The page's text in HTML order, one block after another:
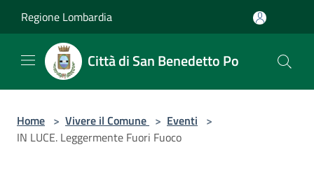
Regione Lombardia
Città di San Benedetto Po
Home > Vivere il Comune > Eventi >
IN LUCE. Leggermente Fuori Fuoco